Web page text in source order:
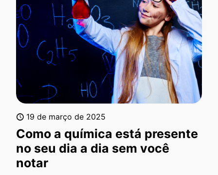
19 de março de 2025
Como a química está presente
no seu dia a dia sem você
notar